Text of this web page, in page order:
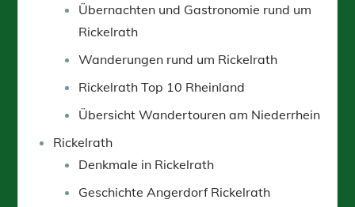
Übernachten und Gastronomie rund um
Rickelrath
Wanderungen rund um Rickelrath
Rickelrath Top 10 Rheinland
Übersicht Wandertouren am Niederrhein
Rickelrath
Denkmale in Rickelrath
Geschichte Angerdorf Rickelrath